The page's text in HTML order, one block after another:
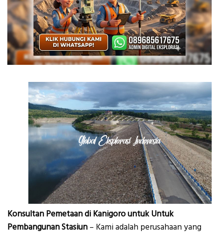
Konsultan Pemetaan di Kanigoro untuk Untuk
Pembangunan Stasiun – Kami adalah perusahaan yang